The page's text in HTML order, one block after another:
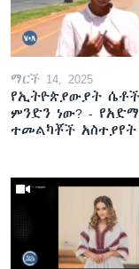
ማርች 14, 2025
የኢትዮጵያውያት
ምንድን ነው? -
ተመልካቾች አስተያየት